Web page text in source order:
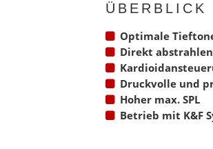
ÜBERBLICK
Optimale
Direkt
Druckvolle und
Hoher max. SPL
Betrieb mit K&F